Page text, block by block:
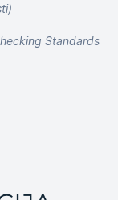
Standards